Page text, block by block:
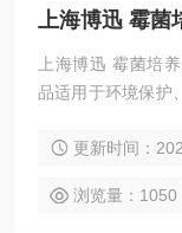
上海博迅 霉菌
上海博迅 霉菌培
品适用于环境保护
物的培养、保存、
钢，隔板可以任
更新时间：
浏览量：1050